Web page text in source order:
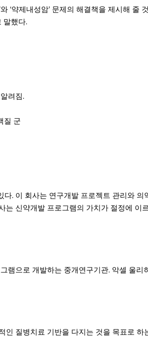
약제내성암’ 문제의 해결책을 제시해 줄
말했다.
려짐.
질 군
. 이 회사는 연구개발 프로젝트 관리와 의
신약개발 프로그램의 가치가 절정에 이
으로 개발하는 중개연구기관. 악셀 울리
질병치료 기반을 다지는 것을 목표로 하